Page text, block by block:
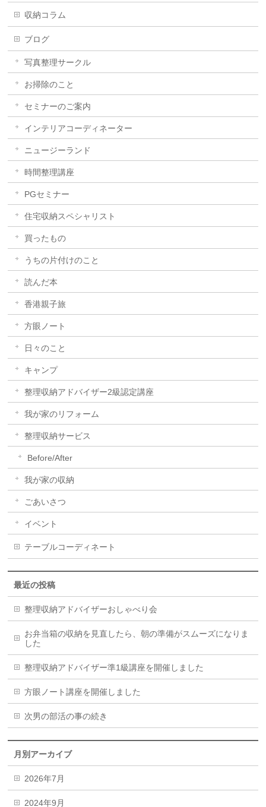
収納コラム
ブログ
写真整理サークル
お掃除のこと
セミナーのご案内
インテリアコーディネーター
ニュージーランド
時間整理講座
PGセミナー
住宅収納スペシャリスト
買ったもの
うちの片付けのこと
読んだ本
香港親子旅
方眼ノート
日々のこと
キャンプ
整理収納アドバイザー2級認定講座
我が家のリフォーム
整理収納サービス
Before/After
我が家の収納
ごあいさつ
イベント
テーブルコーディネート
最近の投稿
整理収納アドバイザーおしゃべり会
お弁当箱の収納を見直したら、朝の準備がスムーズになりま
した
整理収納アドバイザー準1級講座を開催しました
方眼ノート講座を開催しました
次男の部活の事の続き
月別アーカイブ
2026年7月
2024年9月